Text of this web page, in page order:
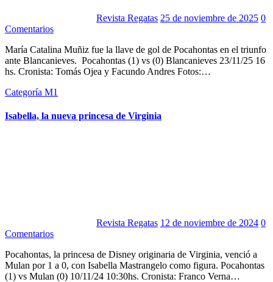
Revista Regatas 25 de noviembre de 2025 0
Comentarios
María Catalina Muñiz fue la llave de gol de Pocahontas en el triunfo
ante Blancanieves. Pocahontas (1) vs (0) Blancanieves 23/11/25 16
hs. Cronista: Tomás Ojea y Facundo Andres Fotos:…
Categoría M1
Isabella, la nueva princesa de Virginia
Revista Regatas 12 de noviembre de 2024 0
Comentarios
Pocahontas, la princesa de Disney originaria de Virginia, venció a
Mulan por 1 a 0, con Isabella Mastrangelo como figura. Pocahontas
(1) vs Mulan (0) 10/11/24 10:30hs. Cronista: Franco Verna…